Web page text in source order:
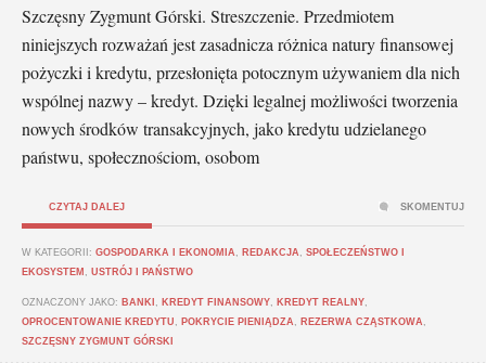
Szczęsny Zygmunt Górski. Streszczenie. Przedmiotem
niniejszych rozważań jest zasadnicza różnica natury finansowej
pożyczki i kredytu, przesłonięta potocznym używaniem dla nich
wspólnej nazwy – kredyt. Dzięki legalnej możliwości tworzenia
nowych środków transakcyjnych, jako kredytu udzielanego
państwu, społecznościom, osobom
CZYTAJ DALEJ
W KATEGORII: GOSPODARKA I EKONOMIA REDAKCJA
SPOŁECZEŃSTWO I
EKOSYSTEM
USTRÓJ I PAŃSTWO
OZNACZONY JAKO: BANKI KREDYT FINANSOWY KREDYT REALNY
OPROCENTOWANIE KREDYTU
POKRYCIE PIENIĄDZA REZERWA CZĄSTKOWA
SZCZĘSNY ZYGMUNT GÓRSKI
SKOMENTUJ